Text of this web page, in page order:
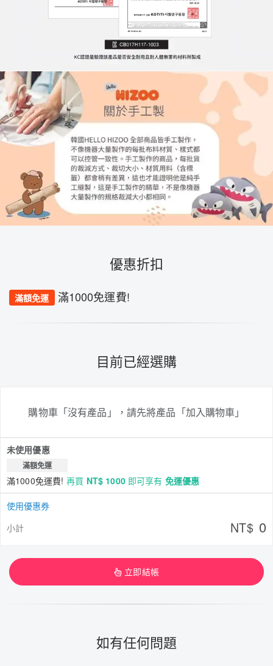
優惠折扣
滿額免運 滿1000免運費!
目前已經選購
購物車「沒有產品」，請先將產品「加入購物車」
未使用優惠
滿額免運
滿1000免運費! 再買 NT$ 1000即可享有 免運優惠
使用優惠券
小計
NT$ 0
立即結帳
如有任何問題